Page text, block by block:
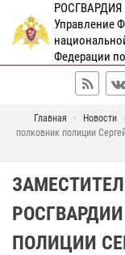
РОСГВАРДИЯ
Управление
Федерации
Главная Новости
полковник полиции
ПОЛИЦИИ